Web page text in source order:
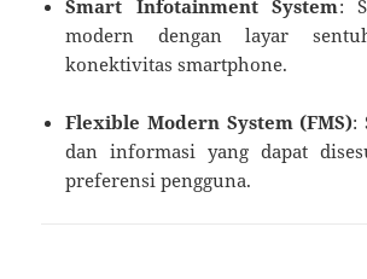
Smart Infotainment System:
modern dengan layar
konektivitas smartphone.
Flexible Modern System (FMS):
dan informasi yang dapat
preferensi pengguna.